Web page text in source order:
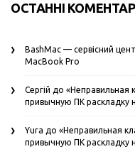
ОСТАННІ
BashMac — сервісний
MacBook Pro
Сергій до «Неправильная
привычную ПК раскладку
Yura до «Неправильная
привычную ПК раскладку